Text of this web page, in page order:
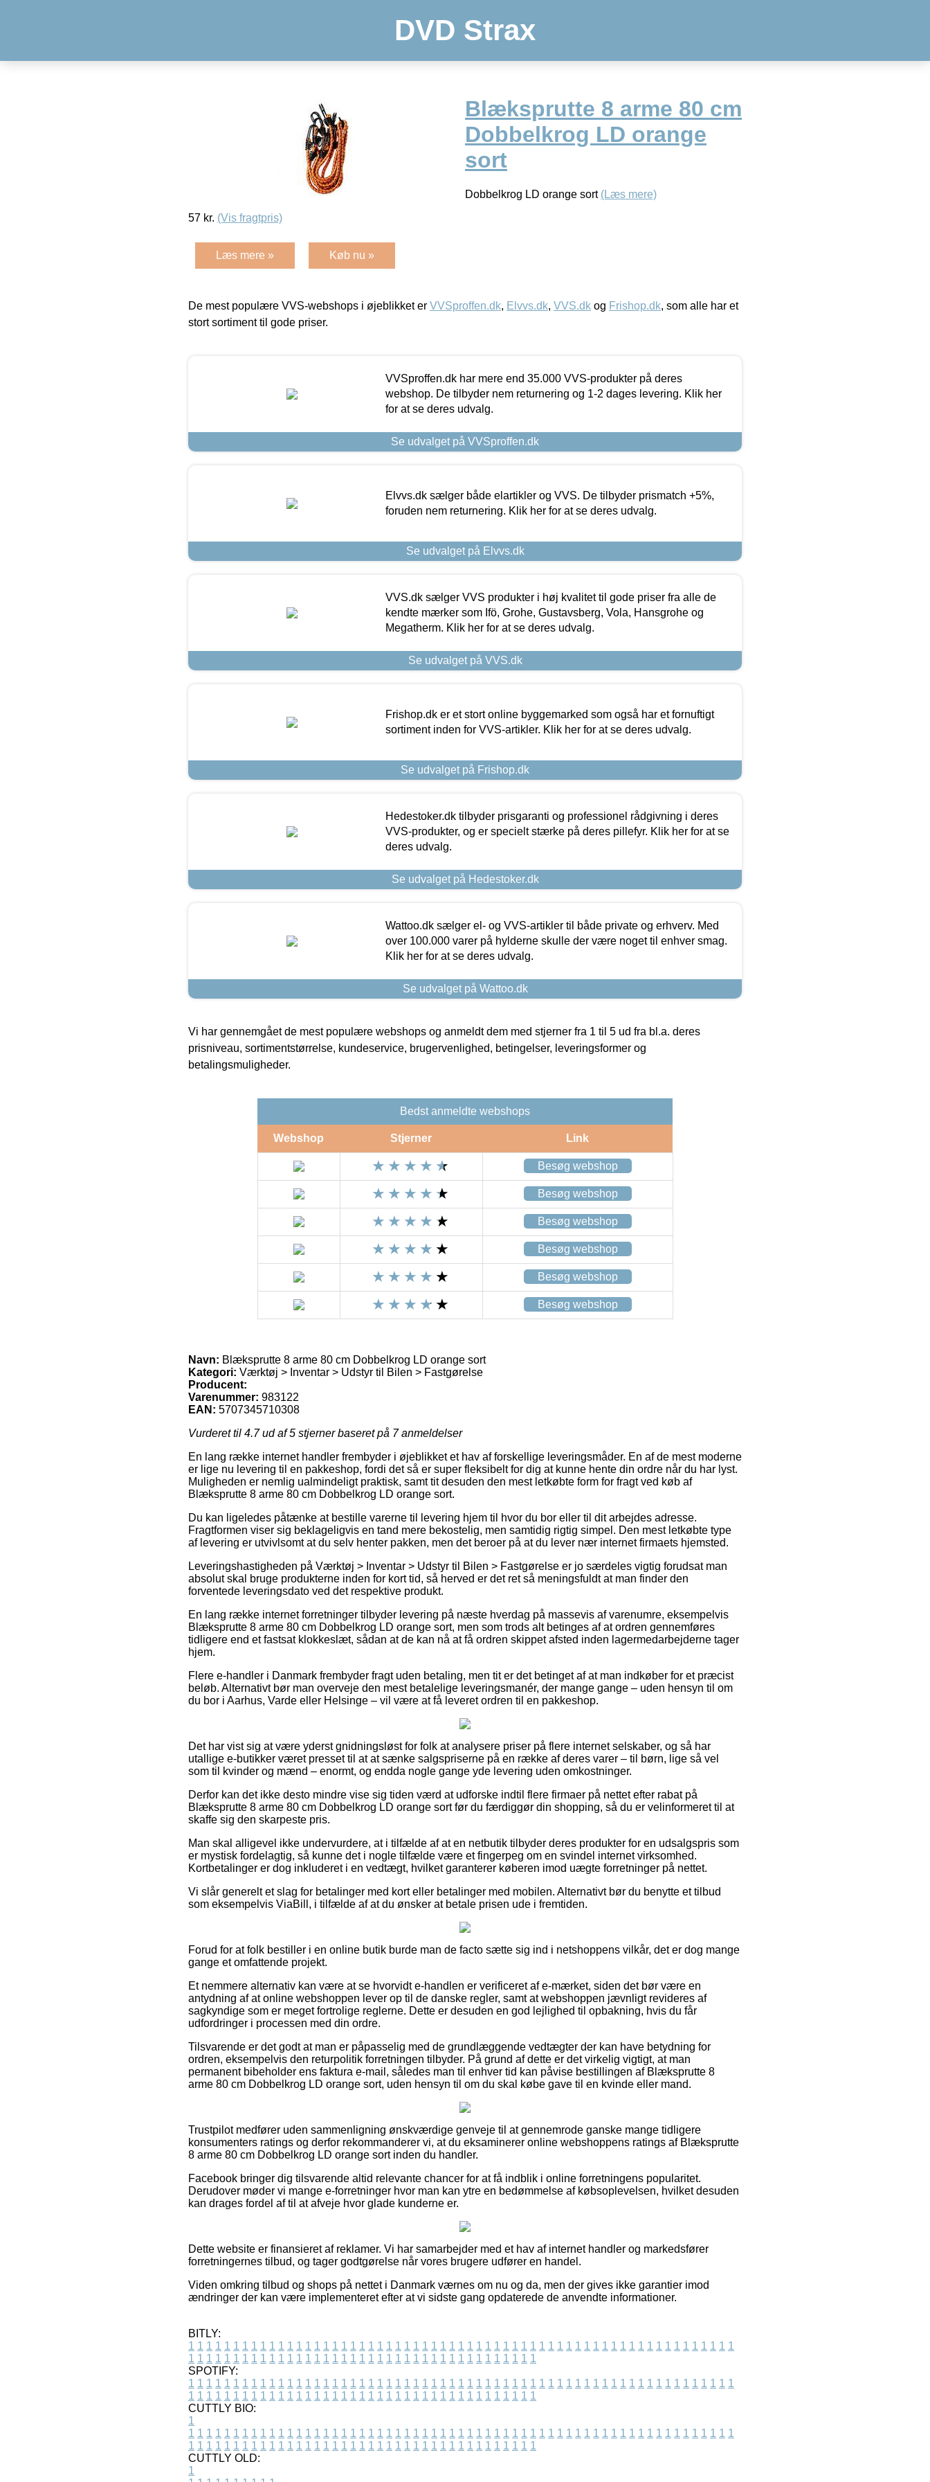
DVD Strax
Blæksprutte 8 arme 80 cm
Dobbelkrog LD orange
sort
Dobbelkrog LD orange sort (Læs mere)
57 kr. (Vis fragtpris)
Læs mere » Køb nu »
De mest populære VVS-webshops i øjeblikket er VVSproffen.dk, Elvvs.dk, VVS.dk og Frishop.dk, som alle har et
stort sortiment til gode priser.
VVSproffen.dk har mere end 35.000 VVS-produkter på deres
webshop. De tilbyder nem returnering og 1-2 dages levering. Klik her
for at se deres udvalg.
Se udvalget på VVSproffen.dk
Elvvs.dk sælger både elartikler og VVS. De tilbyder prismatch +5%,
foruden nem returnering. Klik her for at se deres udvalg.
Se udvalget på Elvvs.dk
VVS.dk sælger VVS produkter i høj kvalitet til gode priser fra alle de
kendte mærker som Ifö, Grohe, Gustavsberg, Vola, Hansgrohe og
Megatherm. Klik her for at se deres udvalg.
Se udvalget på VVS.dk
Frishop.dk er et stort online byggemarked som også har et fornuftigt
sortiment inden for VVS-artikler. Klik her for at se deres udvalg.
Se udvalget på Frishop.dk
Hedestoker.dk tilbyder prisgaranti og professionel rådgivning i deres
VVS-produkter, og er specielt stærke på deres pillefyr. Klik her for at se
deres udvalg.
Se udvalget på Hedestoker.dk
Wattoo.dk sælger el- og VVS-artikler til både private og erhverv. Med
over 100.000 varer på hylderne skulle der være noget til enhver smag.
Klik her for at se deres udvalg.
Se udvalget på Wattoo.dk
Vi har gennemgået de mest populære webshops og anmeldt dem med stjerner fra 1 til 5 ud fra bl.a. deres
prisniveau, sortimentstørrelse, kundeservice, brugervenlighed, betingelser, leveringsformer og
betalingsmuligheder.
Bedst anmeldte webshops
Webshop Stjerner Link
Besøg webshop
Besøg webshop
Besøg webshop
Besøg webshop
Besøg webshop
Besøg webshop
Navn: Blæksprutte 8 arme 80 cm Dobbelkrog LD orange sort
Kategori: Værktøj > Inventar > Udstyr til Bilen > Fastgørelse
Producent:
Varenummer: 983122
EAN: 5707345710308
Vurderet til 4.7ud af 5 stjerner baseret på 7anmeldelser
En lang række internet handler frembyder i øjeblikket et hav af forskellige leveringsmåder. En af de mest moderne
er lige nu levering til en pakkeshop, fordi det så er super fleksibelt for dig at kunne hente din ordre når du har lyst.
Muligheden er nemlig ualmindeligt praktisk, samt tit desuden den mest letkøbte form for fragt ved køb af
Blæksprutte 8 arme 80 cm Dobbelkrog LD orange sort.
Du kan ligeledes påtænke at bestille varerne til levering hjem til hvor du bor eller til dit arbejdes adresse.
Fragtformen viser sig beklageligvis en tand mere bekostelig, men samtidig rigtig simpel. Den mest letkøbte type
af levering er utvivlsomt at du selv henter pakken, men det beroer på at du lever nær internet firmaets hjemsted.
Leveringshastigheden på Værktøj > Inventar > Udstyr til Bilen > Fastgørelse er jo særdeles vigtig forudsat man
absolut skal bruge produkterne inden for kort tid, så herved er det ret så meningsfuldt at man finder den
forventede leveringsdato ved det respektive produkt.
En lang række internet forretninger tilbyder levering på næste hverdag på massevis af varenumre, eksempelvis
Blæksprutte 8 arme 80 cm Dobbelkrog LD orange sort, men som trods alt betinges af at ordren gennemføres
tidligere end et fastsat klokkeslæt, sådan at de kan nå at få ordren skippet afsted inden lagermedarbejderne tager
hjem.
Flere e-handler i Danmark frembyder fragt uden betaling, men tit er det betinget af at man indkøber for et præcist
beløb. Alternativt bør man overveje den mest betalelige leveringsmanér, der mange gange – uden hensyn til om
du bor i Aarhus, Varde eller Helsinge – vil være at få leveret ordren til en pakkeshop.
Det har vist sig at være yderst gnidningsløst for folk at analysere priser på flere internet selskaber, og så har
utallige e-butikker været presset til at at sænke salgspriserne på en række af deres varer – til børn, lige så vel
som til kvinder og mænd – enormt, og endda nogle gange yde levering uden omkostninger.
Derfor kan det ikke desto mindre vise sig tiden værd at udforske indtil flere firmaer på nettet efter rabat på
Blæksprutte 8 arme 80 cm Dobbelkrog LD orange sort før du færdiggør din shopping, så du er velinformeret til at
skaffe sig den skarpeste pris.
Man skal alligevel ikke undervurdere, at i tilfælde af at en netbutik tilbyder deres produkter for en udsalgspris som
er mystisk fordelagtig, så kunne det i nogle tilfælde være et fingerpeg om en svindel internet virksomhed.
Kortbetalinger er dog inkluderet i en vedtægt, hvilket garanterer køberen imod uægte forretninger på nettet.
Vi slår generelt et slag for betalinger med kort eller betalinger med mobilen. Alternativt bør du benytte et tilbud
som eksempelvis ViaBill, i tilfælde af at du ønsker at betale prisen ude i fremtiden.
Forud for at folk bestiller i en online butik burde man de facto sætte sig ind i netshoppens vilkår, det er dog mange
gange et omfattende projekt.
Et nemmere alternativ kan være at se hvorvidt e-handlen er verificeret af e-mærket, siden det bør være en
antydning af at online webshoppen lever op til de danske regler, samt at webshoppen jævnligt revideres af
sagkyndige som er meget fortrolige reglerne. Dette er desuden en god lejlighed til opbakning, hvis du får
udfordringer i processen med din ordre.
Tilsvarende er det godt at man er påpasselig med de grundlæggende vedtægter der kan have betydning for
ordren, eksempelvis den returpolitik forretningen tilbyder. På grund af dette er det virkelig vigtigt, at man
permanent bibeholder ens faktura e-mail, således man til enhver tid kan påvise bestillingen af Blæksprutte 8
arme 80 cm Dobbelkrog LD orange sort, uden hensyn til om du skal købe gave til en kvinde eller mand.
Trustpilot medfører uden sammenligning ønskværdige genveje til at gennemrode ganske mange tidligere
konsumenters ratings og derfor rekommanderer vi, at du eksaminerer online webshoppens ratings af Blæksprutte
8 arme 80 cm Dobbelkrog LD orange sort inden du handler.
Facebook bringer dig tilsvarende altid relevante chancer for at få indblik i online forretningens popularitet.
Derudover møder vi mange e-forretninger hvor man kan ytre en bedømmelse af købsoplevelsen, hvilket desuden
kan drages fordel af til at afveje hvor glade kunderne er.
Dette website er finansieret af reklamer. Vi har samarbejder med et hav af internet handler og markedsfører
forretningernes tilbud, og tager godtgørelse når vores brugere udfører en handel.
Viden omkring tilbud og shops på nettet i Danmark værnes om nu og da, men der gives ikke garantier imod
ændringer der kan være implementeret efter at vi sidste gang opdaterede de anvendte informationer.
BITLY:
1 1 1 1 1 1 1 1 1 1 1 1 1 1 1 1 1 1 1 1 1 1 1 1 1 1 1 1 1 1 1 1 1 1 1 1 1 1 1 1 1 1 1 1 1 1 1 1 1 1 1 1 1 1 1 1 1 1 1 1 1
1 1 1 1 1 1 1 1 1 1 1 1 1 1 1 1 1 1 1 1 1 1 1 1 1 1 1 1 1 1 1 1 1 1 1 1 1 1 1
SPOTIFY:
1 1 1 1 1 1 1 1 1 1 1 1 1 1 1 1 1 1 1 1 1 1 1 1 1 1 1 1 1 1 1 1 1 1 1 1 1 1 1 1 1 1 1 1 1 1 1 1 1 1 1 1 1 1 1 1 1 1 1 1 1
1 1 1 1 1 1 1 1 1 1 1 1 1 1 1 1 1 1 1 1 1 1 1 1 1 1 1 1 1 1 1 1 1 1 1 1 1 1 1
CUTTLY BIO:
1
1 1 1 1 1 1 1 1 1 1 1 1 1 1 1 1 1 1 1 1 1 1 1 1 1 1 1 1 1 1 1 1 1 1 1 1 1 1 1 1 1 1 1 1 1 1 1 1 1 1 1 1 1 1 1 1 1 1 1 1 1
1 1 1 1 1 1 1 1 1 1 1 1 1 1 1 1 1 1 1 1 1 1 1 1 1 1 1 1 1 1 1 1 1 1 1 1 1 1 1
CUTTLY OLD:
1